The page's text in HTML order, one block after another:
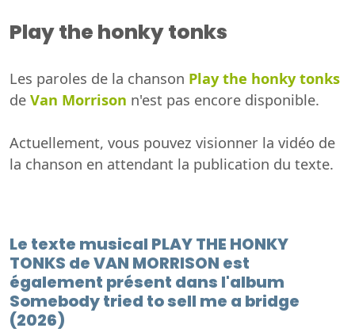
Play the honky tonks
Les paroles de la chanson Play the honky tonks
de Van Morrison n'est pas encore disponible.
Actuellement, vous pouvez visionner la vidéo de
la chanson en attendant la publication du texte.
Le texte musical PLAY THE HONKY
TONKS de VAN MORRISON est
également présent dans l'album
Somebody tried to sell me a bridge
(2026)